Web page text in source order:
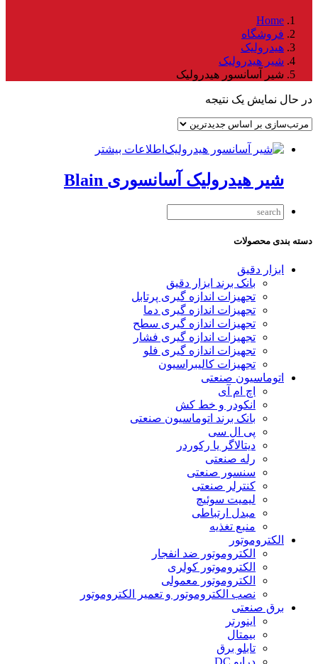
Home
فروشگاه
هیدرولیک
شیر هیدرولیک
شیر آسانسور هیدرولیک
در حال نمایش یک نتیجه
اطلاعات بیشتر
شیر هیدرولیک آسانسوری Blain
دسته بندی محصولات
ابزار دقیق
بانک برند ابزار دقیق
تجهیزات اندازه گیری پرتابل
تجهیزات اندازه گیری دما
تجهیزات اندازه گیری سطح
تجهیزات اندازه گیری فشار
تجهیزات اندازه گیری فلو
تجهیزات کالیبراسیون
اتوماسیون صنعتی
اچ ام آی
انکودر و خط کش
بانک برند اتوماسیون صنعتی
پی ال سی
دیتالاگر یا رکوردر
رله صنعتی
سنسور صنعتی
کنترلر صنعتی
لیمیت سوئیچ
مبدل ارتباطی
منبع تغذیه
الکتروموتور
الکتروموتور ضد انفجار
الکتروموتور کولری
الکتروموتور معمولی
نصب الکتروموتور و تعمیر الکتروموتور
برق صنعتی
اینورتر
بیمتال
تابلو برق